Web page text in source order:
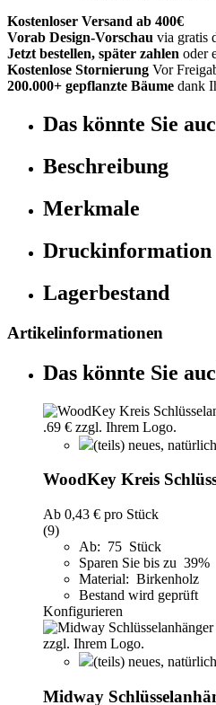
Kostenloser Versand ab 400€
Vorab Design-Vorschau via gratis
Jetzt bestellen, später zahlen oder
Kostenlose Stornierung Vor
200.000+ gepflanzte Bäume dank
Das könnte Sie
Beschreibung
Merkmale
Druckinformation
Lagerbestand
Artikelinformationen
Das könnte Sie
(teils) neues,
WoodKey Kreis
Ab 0,43 € pro Stück
(9)
Ab: 75 Stück
Sparen Sie bis zu 39%
Material: Birkenholz
Bestand wird geprüft
Konfigurieren
(teils) neues,
Midway